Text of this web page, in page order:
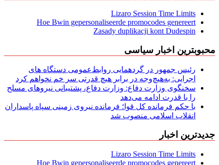
Lizaro Session Time Limits
Hoe Bwin gepersonaliseerde promocodes genereert
Zasady duplikacji kont Dudespin
محبوبترین اخبار سیاسی
رئیس جمهور در گردهمایی روابط‌عمومی دستگاه های
اجرایی: به‌هیچ‌وجه در برابر هیچ قدرتی سر خم نخواهم کرد
سخنگوی وزارت دفاع: وزارت دفاع، پشتیبانی نیرو‌های مسلح
را با قدرت ادامه می‌دهد
با حکم فرمانده کل قوا؛ فرمانده نیروی زمینی سپاه پاسداران
انقلاب اسلامی منصوب شد
جدیدترین اخبار
Lizaro Session Time Limits
Hoe Bwin gepersonaliseerde promocodes genereert